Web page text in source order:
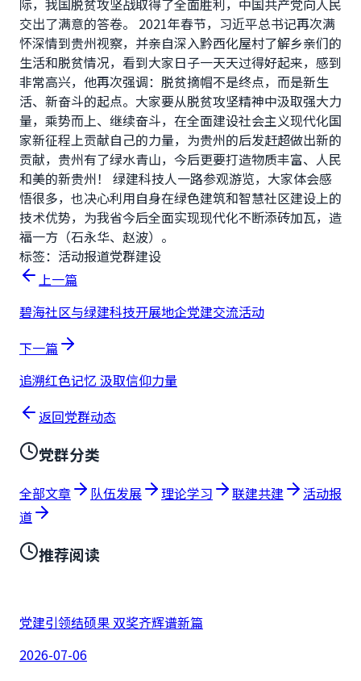
际，我国脱贫攻坚战取得了全面胜利，中国共产党向人民
交出了满意的答卷。 2021年春节，习近平总书记再次满
怀深情到贵州视察，并亲自深入黔西化屋村了解乡亲们的
生活和脱贫情况，看到大家日子一天天过得好起来，感到
非常高兴，他再次强调：脱贫摘帽不是终点，而是新生
活、新奋斗的起点。大家要从脱贫攻坚精神中汲取强大力
量，乘势而上、继续奋斗，在全面建设社会主义现代化国
家新征程上贡献自己的力量，为贵州的后发赶超做出新的
贡献，贵州有了绿水青山，今后更要打造物质丰富、人民
和美的新贵州！ 绿建科技人一路参观游览，大家体会感
悟很多，也决心利用自身在绿色建筑和智慧社区建设上的
技术优势，为我省今后全面实现现代化不断添砖加瓦，造
福一方（石永华、赵波）。
标签： 活动报道党群建设
上一篇
碧海社区与绿建科技开展地企党建交流活动
下一篇
追溯红色记忆 汲取信仰力量
返回党群动态
党群分类
全部文章 队伍发展 理论学习 联建共建
活动报
道
推荐阅读
党建引领结硕果 双奖齐辉谱新篇
2026-07-06